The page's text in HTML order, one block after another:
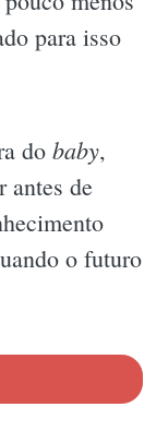
para isso
do baby,
antes de
o futuro